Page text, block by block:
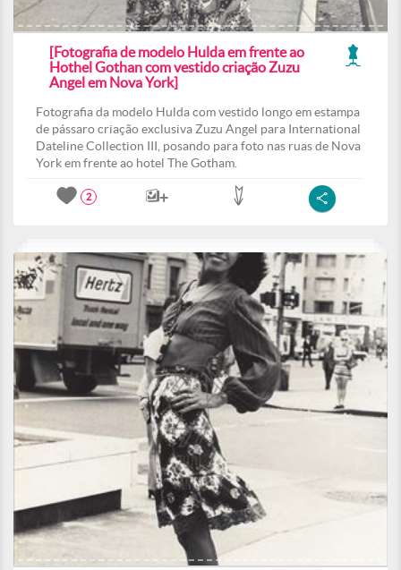
[Fotografia de modelo Hulda em frente ao
Hothel Gothan com vestido criação Zuzu
Angel em Nova York]
Fotografia da modelo Hulda com vestido longo em estampa
de pássaro criação exclusiva Zuzu Angel para International
Dateline Collection III, posando para foto nas ruas de Nova
York em frente ao hotel The Gotham.
2